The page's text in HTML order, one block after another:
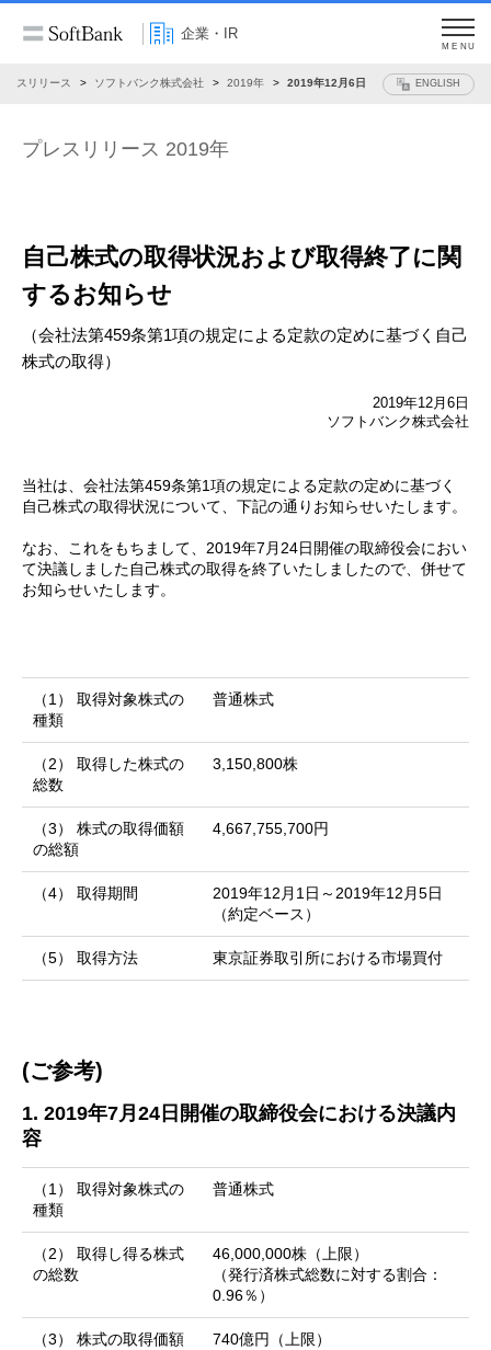
企業・IR
MENU
レスリリース ソフトバンク株式会社 2019年 2019年12月6日 ENGLISH
プレスリリース 2019年
自己株式の取得状況および取得終了に関
するお知らせ
（会社法第459条第1項の規定による定款の定めに基づく自己
株式の取得）
2019年12月6日
ソフトバンク株式会社
当社は、会社法第459条第1項の規定による定款の定めに基づく
自己株式の取得状況について、下記の通りお知らせいたします。
なお、これをもちまして、2019年7月24日開催の取締役会におい
て決議しました自己株式の取得を終了いたしましたので、併せて
お知らせいたします。
（1） 取得対象株式の
種類
普通株式
（2） 取得した株式の
総数
3,150,800株
（3） 株式の取得価額
の総額
4,667,755,700円
（4） 取得期間
2019年12月1日～2019年12月5日
（約定ベース）
（5） 取得方法 東京証券取引所における市場買付
(ご参考)
1. 2019年7月24日開催の取締役会における決議内
容
（1） 取得対象株式の
種類
普通株式
（2） 取得し得る株式
の総数
46,000,000株（上限）
（発行済株式総数に対する割合：
0.96％）
（3） 株式の取得価額
740億円（上限）